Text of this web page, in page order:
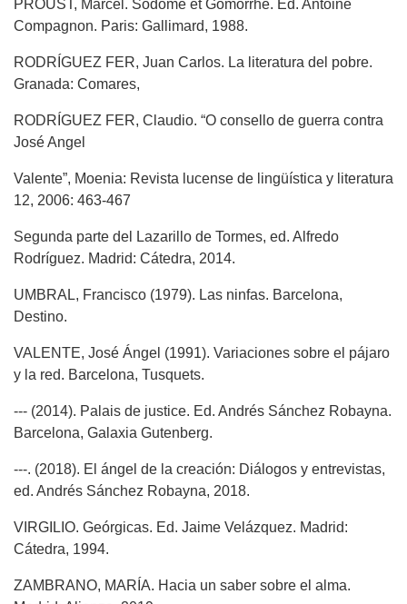
PROUST, Marcel. Sodome et Gomorrhe. Ed. Antoine
Compagnon. Paris: Gallimard, 1988.
RODRÍGUEZ FER, Juan Carlos. La literatura del pobre.
Granada: Comares,
RODRÍGUEZ FER, Claudio. “O consello de guerra contra
José Angel
Valente”, Moenia: Revista lucense de lingüística y literatura
12, 2006: 463-467
Segunda parte del Lazarillo de Tormes, ed. Alfredo
Rodríguez. Madrid: Cátedra, 2014.
UMBRAL, Francisco (1979). Las ninfas. Barcelona,
Destino.
VALENTE, José Ángel (1991). Variaciones sobre el pájaro
y la red. Barcelona, Tusquets.
--- (2014). Palais de justice. Ed. Andrés Sánchez Robayna.
Barcelona, Galaxia Gutenberg.
---. (2018). El ángel de la creación: Diálogos y entrevistas,
ed. Andrés Sánchez Robayna, 2018.
VIRGILIO. Geórgicas. Ed. Jaime Velázquez. Madrid:
Cátedra, 1994.
ZAMBRANO, MARÍA. Hacia un saber sobre el alma.